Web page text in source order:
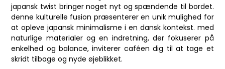
japansk twist bringer noget nyt og spændende til bordet.
denne kulturelle fusion præsenterer en unik mulighed for
at opleve japansk minimalisme i en dansk kontekst. med
naturlige materialer og en indretning, der fokuserer på
enkelhed og balance, inviterer caféen dig til at tage et
skridt tilbage og nyde øjeblikket.